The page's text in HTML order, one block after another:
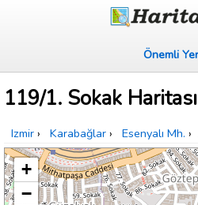
Önemli
119/1. Sokak Haritası
Izmir › Karabağlar › Esenyalı Mh. ›
+
−